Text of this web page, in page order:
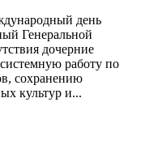
день
Генеральной
дочерние
работу по
сохранению
культур и...